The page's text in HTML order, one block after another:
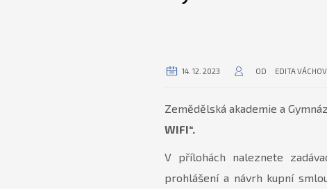
14. 12. 2023 OD EDITA
Zemědělská akademie a
WIFI“.
V přílohách naleznete
prohlášení a návrh kupní